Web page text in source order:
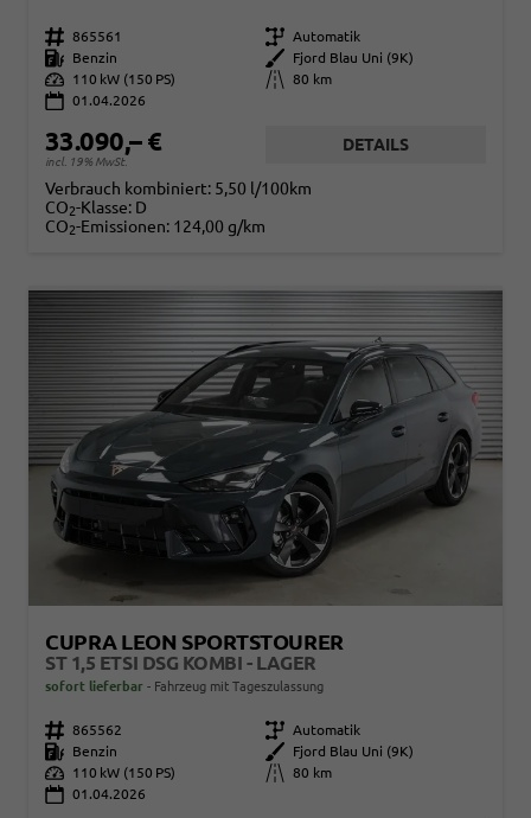
Fahrzeugnr. 865561 Getriebe
Automatik
Kraftstoff
Benzin Außenfarbe
Fjord Blau Uni (9K)
Leistung
110 kW (150 PS) Kilometerstand
80 km
01.04.2026
33.090,– €
incl. 19% MwSt.
DETAILS
Verbrauch kombiniert: 5,50 l/100km
CO2-Klasse: D
CO2-Emissionen: 124,00 g/km
CUPRA LEON SPORTSTOURER
ST 1,5 ETSI DSG KOMBI - LAGER
sofort lieferbar Fahrzeug mit Tageszulassung
Fahrzeugnr. 865562 Getriebe Automatik
Kraftstoff
Benzin Außenfarbe
Fjord Blau Uni (9K)
Leistung
110 kW (150 PS) Kilometerstand
80 km
01.04.2026